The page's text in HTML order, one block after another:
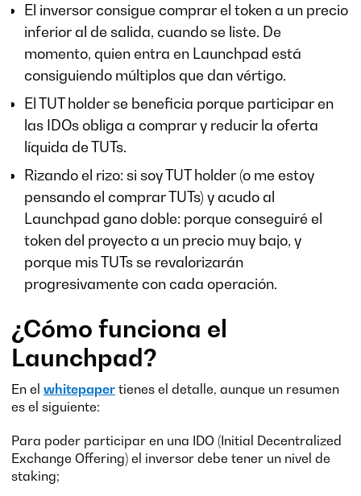
El inversor consigue comprar el token a un precio
inferior al de salida, cuando se liste. De
momento, quien entra en Launchpad está
consiguiendo múltiplos que dan vértigo.
El TUT holder se beneficia porque participar en
las IDOs obliga a comprar y reducir la oferta
líquida de TUTs.
Rizando el rizo: si soy TUT holder (o me estoy
pensando el comprar TUTs) y acudo al
Launchpad gano doble: porque conseguiré el
token del proyecto a un precio muy bajo, y
porque mis TUTs se revalorizarán
progresivamente con cada operación.
¿Cómo funciona el
Launchpad?
En el whitepaper tienes el detalle, aunque un resumen
es el siguiente:
Para poder participar en una IDO (Initial Decentralized
Exchange Offering) el inversor debe tener un nivel de
staking;